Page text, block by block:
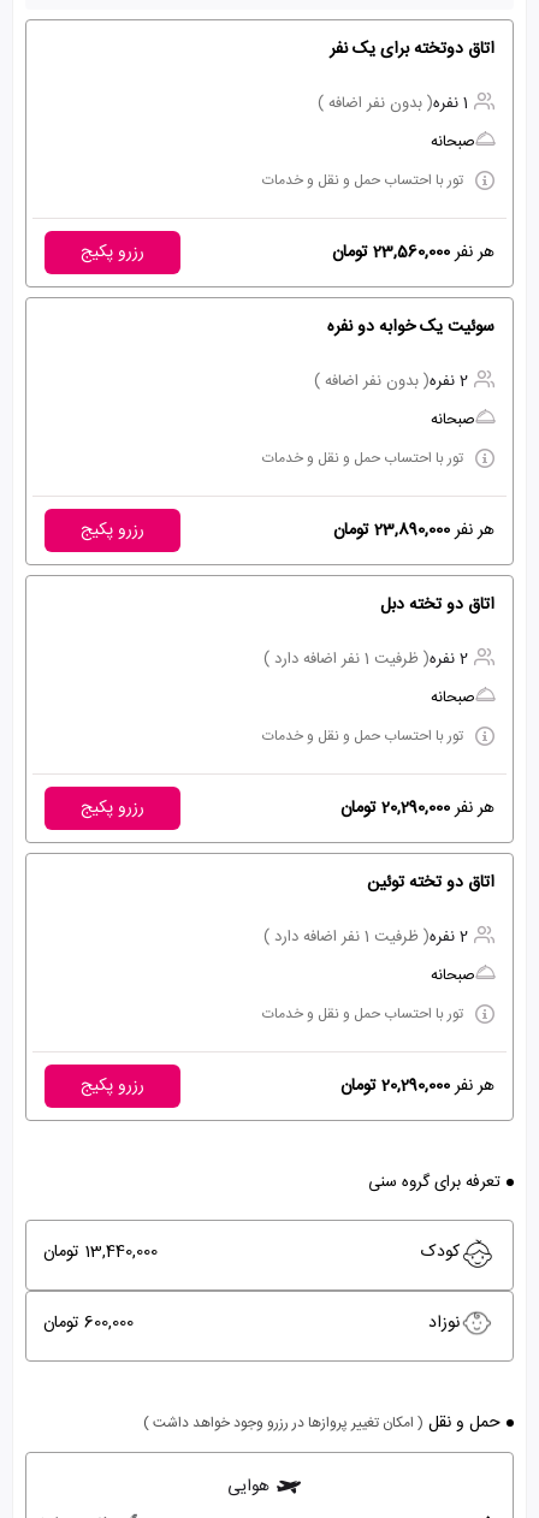
اتاق دوتخته برای یک نفر
1 نفره
( بدون نفر اضافه )
صبحانه
تور با احتساب حمل و نقل و خدمات
هر نفر23,560,000 تومان رزرو پکیج
سوئیت یک خوابه دو نفره
2 نفره
( بدون نفر اضافه )
صبحانه
تور با احتساب حمل و نقل و خدمات
هر نفر23,890,000 تومان رزرو پکیج
اتاق دو تخته دبل
2 نفره
( ظرفیت 1 نفر اضافه دارد )
صبحانه
تور با احتساب حمل و نقل و خدمات
هر نفر20,290,000 تومان رزرو پکیج
اتاق دو تخته توئین
2 نفره
( ظرفیت 1 نفر اضافه دارد )
صبحانه
تور با احتساب حمل و نقل و خدمات
هر نفر20,290,000 تومان رزرو پکیج
تعرفه برای گروه سنی
کودک 13,440,000 تومان
نوزاد 600,000 تومان
حمل و نقل ( امکان تغییر پروازها در رزرو وجود خواهد داشت )
هوایی